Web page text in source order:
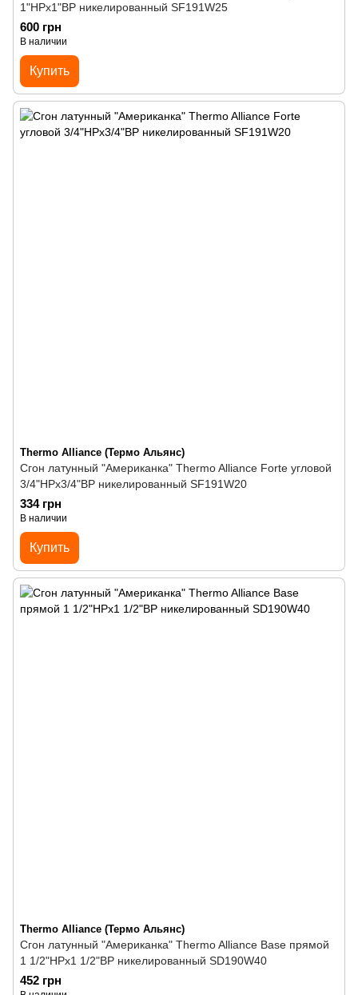
1"НРх1"ВР никелированный SF191W25
600 грн
В наличии
Купить
Thermo Alliance (Термо Альянс)
Сгон латунный "Американка" Thermo Alliance Forte угловой
3/4"НРх3/4"ВР никелированный SF191W20
334 грн
В наличии
Купить
Thermo Alliance (Термо Альянс)
Сгон латунный "Американка" Thermo Alliance Base прямой
1 1/2"НРх1 1/2"ВР никелированный SD190W40
452 грн